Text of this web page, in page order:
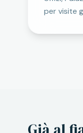
per visite